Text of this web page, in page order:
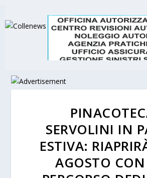
SERVOLINI IN
ESTIVA:
AGOSTO